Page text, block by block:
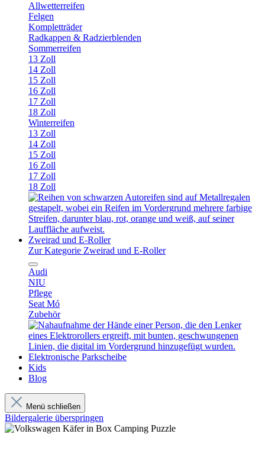
Allwetterreifen
Felgen
Kompletträder
Radkappen & Radzierblenden
Sommerreifen
13 Zoll
14 Zoll
15 Zoll
16 Zoll
17 Zoll
18 Zoll
Winterreifen
13 Zoll
14 Zoll
15 Zoll
16 Zoll
17 Zoll
18 Zoll
Zweirad und E-Roller
Zur Kategorie Zweirad und E-Roller
Audi
NIU
Pflege
Seat Mó
Zubehör
Elektronische Parkscheibe
Kids
Blog
Menü schließen
Bildergalerie überspringen